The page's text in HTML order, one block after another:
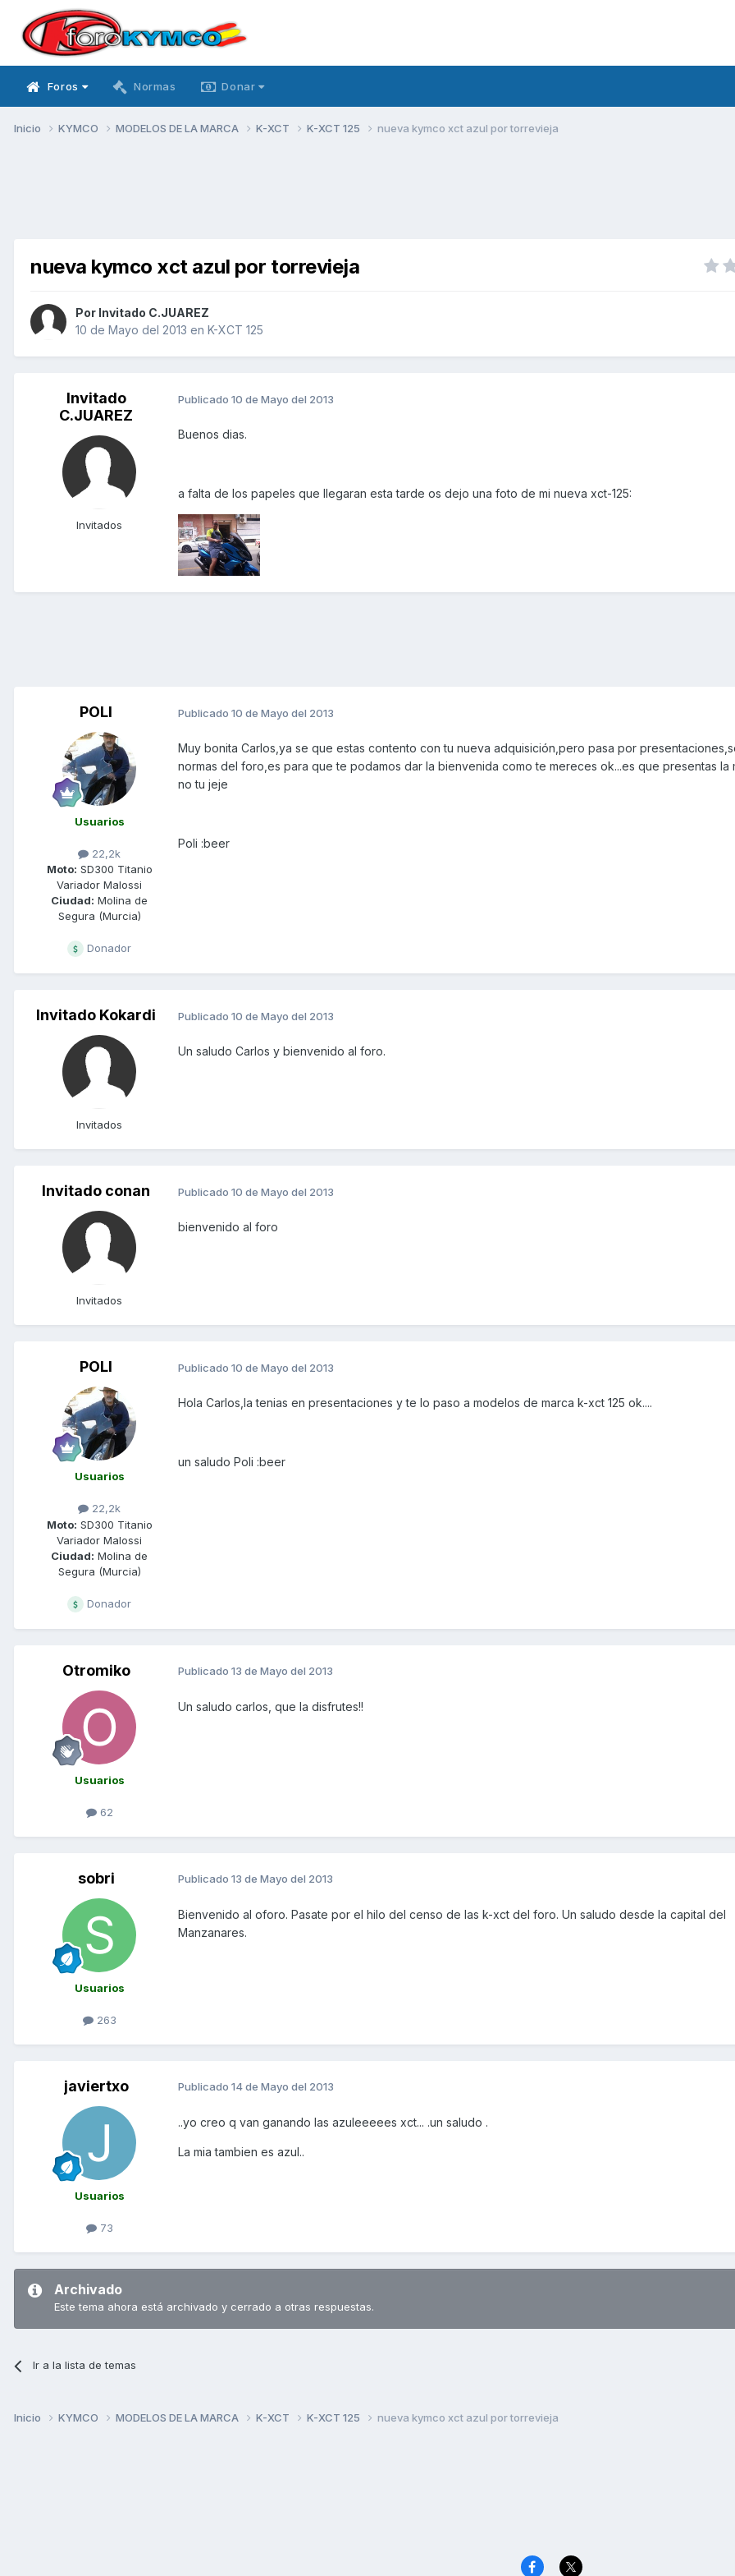
Foros Normas Donar
Inicio KYMCO MODELOS DE LA MARCA K-XCT K-XCT 125 nueva kymco xct azul por torrevieja
nueva kymco xct azul por torrevieja
Por Invitado C.JUAREZ
10 de Mayo del 2013 en K-XCT 125
Invitado
C.JUAREZ
Invitados
Publicado 10 de Mayo del 2013
Buenos dias.
a falta de los papeles que llegaran esta tarde os dejo una foto de mi nueva xct-125:
POLI
Usuarios
22,2k
Moto: SD300 Titanio
Variador Malossi
Ciudad: Molina de
Segura (Murcia)
Donador
Publicado 10 de Mayo del 2013
Muy bonita Carlos,ya se que estas contento con tu nueva adquisición,pero pasa por
normas del foro,es para que te podamos dar la bienvenida como te mereces ok...es que presentas la
no tu jeje
Poli :beer
Invitado Kokardi
Invitados
Publicado 10 de Mayo del 2013
Un saludo Carlos y bienvenido al foro.
Invitado conan
Invitados
Publicado 10 de Mayo del 2013
bienvenido al foro
POLI
Usuarios
22,2k
Moto: SD300 Titanio
Variador Malossi
Ciudad: Molina de
Segura (Murcia)
Donador
Publicado 10 de Mayo del 2013
Hola Carlos,la tenias en presentaciones y te lo paso a modelos de marca k-xct 125 ok....
un saludo Poli :beer
Otromiko
Usuarios
62
Publicado 13 de Mayo del 2013
Un saludo carlos, que la disfrutes!!
sobri
Usuarios
263
Publicado 13 de Mayo del 2013
Bienvenido al oforo. Pasate por el hilo del censo de las k-xct del foro. Un saludo desde la capital del
Manzanares.
javiertxo
Usuarios
73
Publicado 14 de Mayo del 2013
..yo creo q van ganando las azuleeeees xct... .un saludo .
La mia tambien es azul..
Archivado
Este tema ahora está archivado y cerrado a otras respuestas.
Ir a la lista de temas
Inicio KYMCO MODELOS DE LA MARCA K-XCT K-XCT 125 nueva kymco xct azul por torrevieja